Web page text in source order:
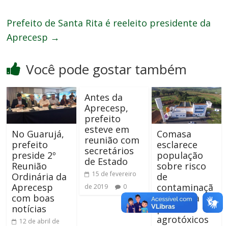
Prefeito de Santa Rita é reeleito presidente da
Aprecesp →
Você pode gostar também
No Guarujá,
prefeito
preside 2º
Reunião
Ordinária da
Aprecesp
com boas
notícias
12 de abril de
Antes da
Aprecesp,
prefeito
esteve em
reunião com
secretários
de Estado
15 de fevereiro
de 2019
0
Comasa
esclarece
população
sobre risco
de
contaminaçã
o da água
por
agrotóxicos